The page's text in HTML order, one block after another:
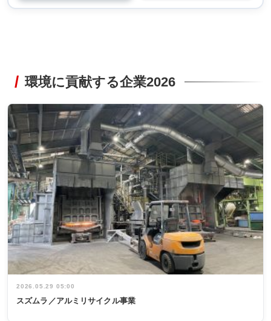
環境に貢献する企業2026
2026.05.29 05:00
スズムラ／アルミリサイクル事業